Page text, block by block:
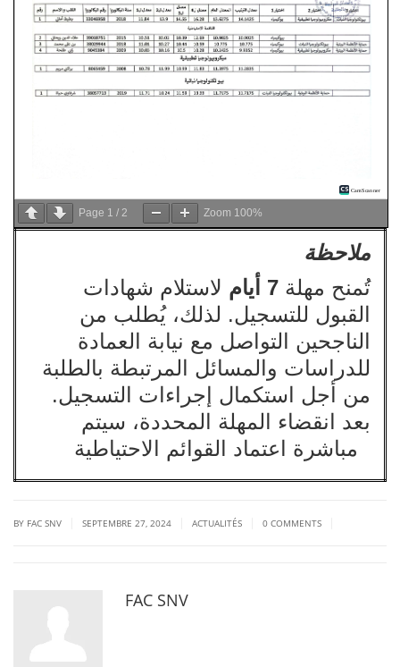
Page 1 / 2 Zoom 100%
ملاحظة
تُمنح مهلة
لاستلام شهادات
القبول للتسجيل. لذلك، يُطلب من
الناجحين التواصل مع نيابة العمادة
للدراسات والمسائل المرتبطة بالطلبة
من أجل استكمال إجراءات التسجيل.
بعد انقضاء المهلة المحددة، سيتم
BY FAC SNV SEPTEMBRE 27, 2024 ACTUALITÉS 0 COMMENTS
FAC SNV